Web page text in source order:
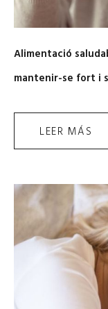
Alimentació
mantenir-se fort i
LEER MÁS